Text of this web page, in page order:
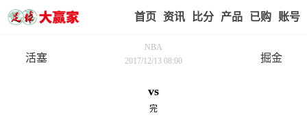
首页 赢家视点赛事比分实战版入口
我的
NBA
2017/12/13 08:00
vs
完
活塞 掘金